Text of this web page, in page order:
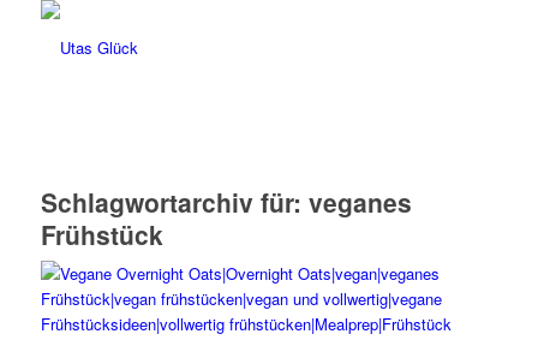
Schlagwortarchiv für: veganes
Frühstück